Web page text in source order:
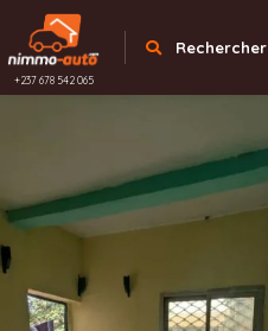
+237 678 542 065
Rechercher